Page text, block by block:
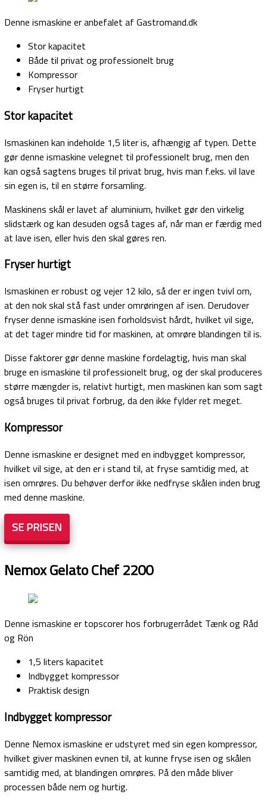
Denne ismaskine er anbefalet af Gastromand.dk
Stor kapacitet
Både til privat og professionelt brug
Kompressor
Fryser hurtigt
Stor kapacitet
Ismaskinen kan indeholde 1,5 liter is, afhængig af typen. Dette
gør denne ismaskine velegnet til professionelt brug, men den
kan også sagtens bruges til privat brug, hvis man f.eks. vil lave
sin egen is, til en større forsamling.
Maskinens skål er lavet af aluminium, hvilket gør den virkelig
slidstærk og kan desuden også tages af, når man er færdig med
at lave isen, eller hvis den skal gøres ren.
Fryser hurtigt
Ismaskinen er robust og vejer 12 kilo, så der er ingen tvivl om,
at den nok skal stå fast under omrøringen af isen. Derudover
fryser denne ismaskine isen forholdsvist hårdt, hvilket vil sige,
at det tager mindre tid for maskinen, at omrøre blandingen til is.
Disse faktorer gør denne maskine fordelagtig, hvis man skal
bruge en ismaskine til professionelt brug, og der skal produceres
større mængder is, relativt hurtigt, men maskinen kan som sagt
også bruges til privat forbrug, da den ikke fylder ret meget.
Kompressor
Denne ismaskine er designet med en indbygget kompressor,
hvilket vil sige, at den er i stand til, at fryse samtidig med, at
isen omrøres. Du behøver derfor ikke nedfryse skålen inden brug
med denne maskine.
SE PRISEN
Nemox Gelato Chef 2200
Denne ismaskine er topscorer hos forbrugerrådet Tænk og Råd
og Rön
1,5 liters kapacitet
Indbygget kompressor
Praktisk design
Indbygget kompressor
Denne Nemox ismaskine er udstyret med sin egen kompressor,
hvilket giver maskinen evnen til, at kunne fryse isen og skålen
samtidig med, at blandingen omrøres. På den måde bliver
processen både nem og hurtig.